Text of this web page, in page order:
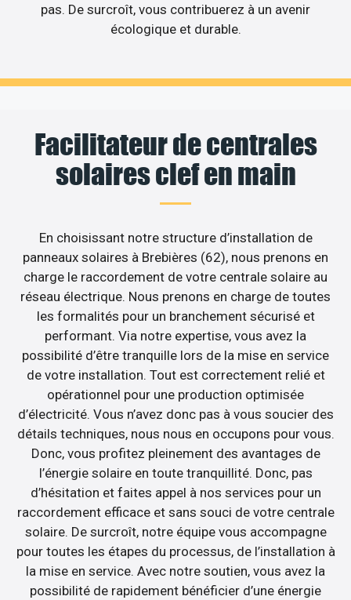
pas. De surcroît, vous contribuerez à un avenir
écologique et durable.
Facilitateur de centrales
solaires clef en main
En choisissant notre structure d’installation de
panneaux solaires à Brebières (62), nous prenons en
charge le raccordement de votre centrale solaire au
réseau électrique. Nous prenons en charge de toutes
les formalités pour un branchement sécurisé et
performant. Via notre expertise, vous avez la
possibilité d’être tranquille lors de la mise en service
de votre installation. Tout est correctement relié et
opérationnel pour une production optimisée
d’électricité. Vous n’avez donc pas à vous soucier des
détails techniques, nous nous en occupons pour vous.
Donc, vous profitez pleinement des avantages de
l’énergie solaire en toute tranquillité. Donc, pas
d’hésitation et faites appel à nos services pour un
raccordement efficace et sans souci de votre centrale
solaire. De surcroît, notre équipe vous accompagne
pour toutes les étapes du processus, de l’installation à
la mise en service. Avec notre soutien, vous avez la
possibilité de rapidement bénéficier d’une énergie